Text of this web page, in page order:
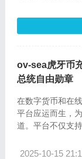
ov-sea虎牙币
总统自由勋章
在数字货币和在
平台应运而生，
道。平台不仅支
2025-10-15